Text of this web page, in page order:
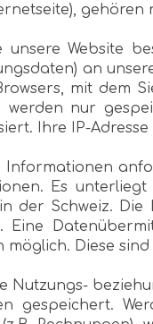
gehören
unsere Website
an
mit dem
werden nur
Ihre IP-
Informationen
Es
der Schweiz. Die
Eine
möglich. Diese
Nutzungs-
gespeichert.